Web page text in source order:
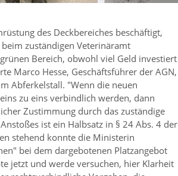
des Deckbereiches beschäftigt,
zuständigen Veterinäramt
Bereich, obwohl viel Geld investiert
Marco Hesse, Geschäftsführer der AGN,
Abferkelstall. Wenn die neuen
zu eins verbindlich werden, dann
Zustimmung durch das zuständige
ist ein Halbsatz in § 24 Abs. 4 der
stehend konnte die Ministerin
bei dem dargebotenen Platzangebot
jetzt und werde versuchen, hier Klarheit